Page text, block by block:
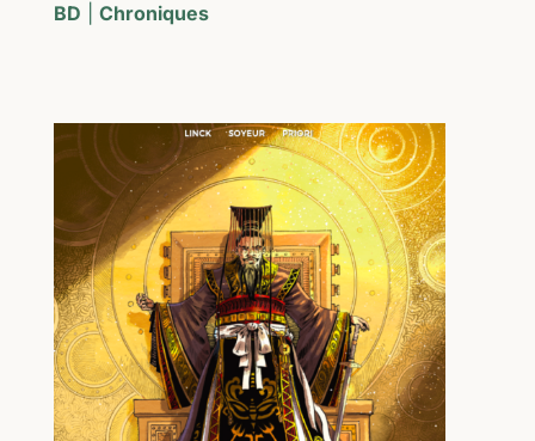
BD Chroniques